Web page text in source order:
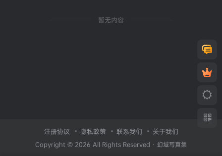
暂无内容
注册协议 隐私政策 联系我们 关于我们
Copyright © 2026 All Rights Reserved · 幻域写真集